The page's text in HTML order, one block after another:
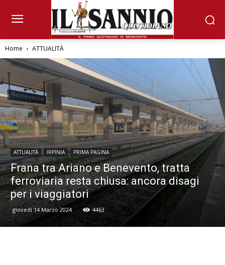
Home ATTUALITÀ
ATTUALITÀ IRPINIA PRIMA PAGINA
Frana tra Ariano e Benevento, tratta
ferroviaria resta chiusa: ancora disagi
per i viaggiatori
giovedì 14 Marzo 2024 4463